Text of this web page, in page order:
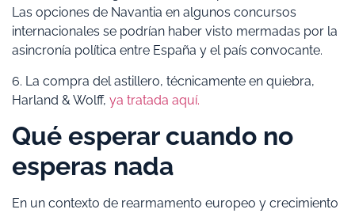
Las opciones de Navantia en algunos concursos
internacionales se podrían haber visto mermadas por la
asincronía política entre España y el país convocante.
6. La compra del astillero, técnicamente en quiebra,
Harland & Wolff, ya tratada aquí.
Qué esperar cuando no
esperas nada
En un contexto de rearmamento europeo y crecimiento